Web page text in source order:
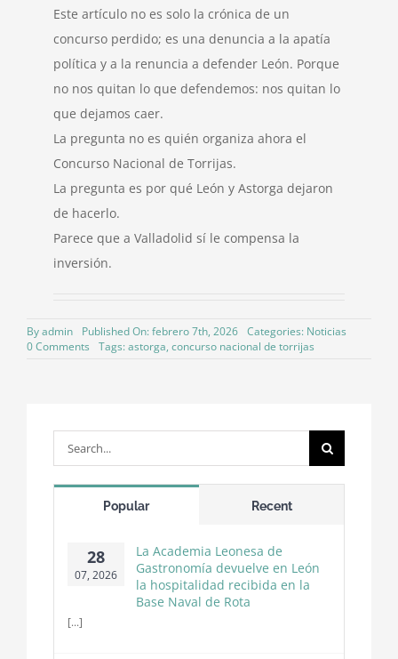
Este artículo no es solo la crónica de un
concurso perdido; es una denuncia a la apatía
política y a la renuncia a defender León. Porque
no nos quitan lo que defendemos: nos quitan lo
que dejamos caer.
La pregunta no es quién organiza ahora el
Concurso Nacional de Torrijas.
La pregunta es por qué León y Astorga dejaron
de hacerlo.
Parece que a Valladolid sí le compensa la
inversión.
Byadmin Published On: febrero 7th, 2026 Categories: Noticias
0 Comments on
a
Valladolid
Tags:astorga, concurso nacional de torrijas
Search
for:
Popular Recent
28
07, 2026
La Academia Leonesa de
Gastronomía devuelve en León
la hospitalidad recibida en la
Base Naval de Rota
[...]